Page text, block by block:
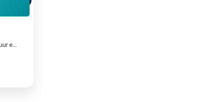
Robuuste RFID labels op apparatuur en gereedschappen